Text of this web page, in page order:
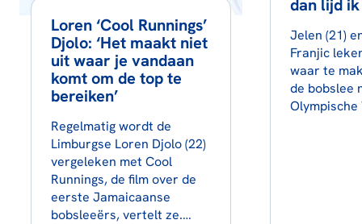
Loren ‘Cool Runnings’
Djolo: ‘Het maakt niet
uit waar je vandaan
komt om de top te
bereiken’
Regelmatig wordt de
Limburgse Loren Djolo (22)
vergeleken met Cool
Runnings, de film over de
eerste Jamaicaanse
bobsleeërs, vertelt ze.…
dan lijd
Jelen (21)
Franjic
waar te
de bobslee